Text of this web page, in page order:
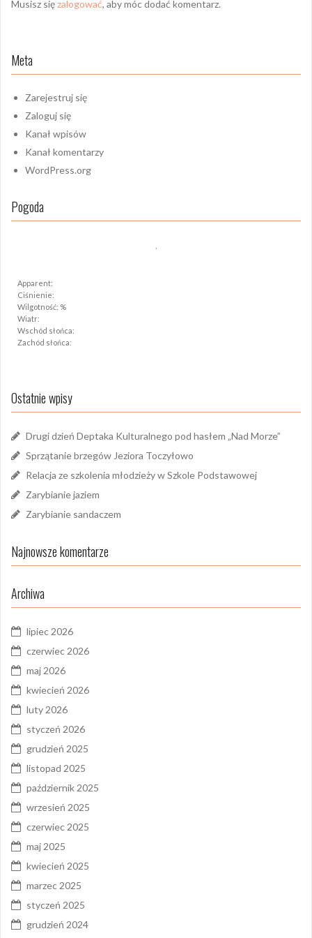
Musisz sięzalogować, aby móc dodać komentarz.
Meta
Zarejestruj się
Zaloguj się
Kanał wpisów
Kanał komentarzy
WordPress.org
Pogoda
Apparent:
Ciśnienie:
Wilgotność: %
Wiatr:
Wschód słońca:
Zachód słońca:
Ostatnie wpisy
Drugi dzień Deptaka Kulturalnego pod hasłem „Nad Morze”
Sprzątanie brzegów Jeziora Toczyłowo
Relacja ze szkolenia młodzieży w Szkole Podstawowej
Zarybianie jaziem
Zarybianie sandaczem
Najnowsze komentarze
Archiwa
lipiec 2026
czerwiec 2026
maj 2026
kwiecień 2026
luty 2026
styczeń 2026
grudzień 2025
listopad 2025
październik 2025
wrzesień 2025
czerwiec 2025
maj 2025
kwiecień 2025
marzec 2025
styczeń 2025
grudzień 2024